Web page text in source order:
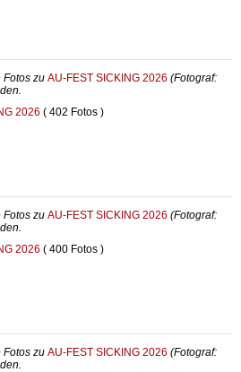
Fotos zu AU-FEST SICKING 2026 (Fotograf:
2026 ( 402 Fotos )
Fotos zu AU-FEST SICKING 2026 (Fotograf:
2026 ( 400 Fotos )
Fotos zu AU-FEST SICKING 2026 (Fotograf: